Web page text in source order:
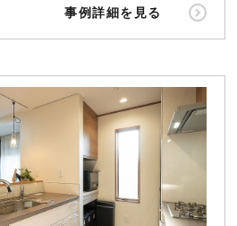
事例詳細を見る